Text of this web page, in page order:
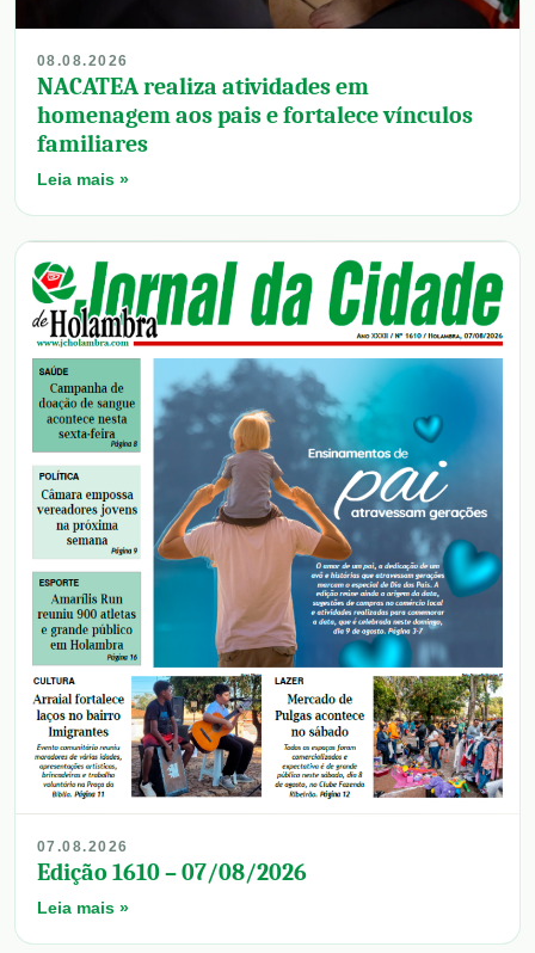
08.08.2026
NACATEA realiza atividades em
homenagem aos pais e fortalece vínculos
familiares
Leia mais »
07.08.2026
Edição 1610 – 07/08/2026
Leia mais »